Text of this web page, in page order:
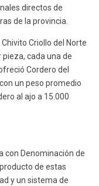
directos de
de la provincia.
Criollo del Norte
pieza, cada una de
Cordero del
un peso promedio
al ajo a 15.000
con Denominación de
de estas
y un sistema de